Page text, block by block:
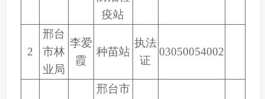
疫站
2
邢台
市林
业局
李爱
霞
种苗站
执法
证
03050054002
邢台市